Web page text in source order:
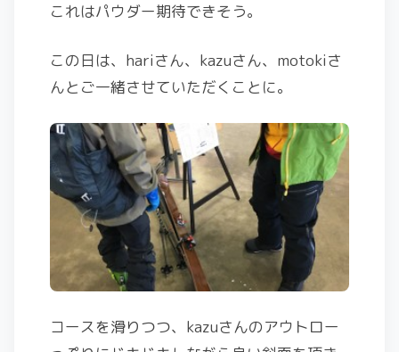
これはパウダー期待できそう。
この日は、hariさん、kazuさん、motokiさ
んとご一緒させていただくことに。
コースを滑りつつ、kazuさんのアウトロー